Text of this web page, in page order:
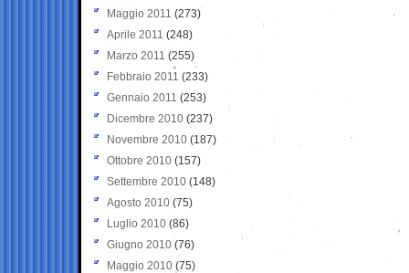
Maggio 2011 (273)
Aprile 2011 (248)
Marzo 2011 (255)
Febbraio 2011 (233)
Gennaio 2011 (253)
Dicembre 2010 (237)
Novembre 2010 (187)
Ottobre 2010 (157)
Settembre 2010 (148)
Agosto 2010 (75)
Luglio 2010 (86)
Giugno 2010 (76)
Maggio 2010 (75)